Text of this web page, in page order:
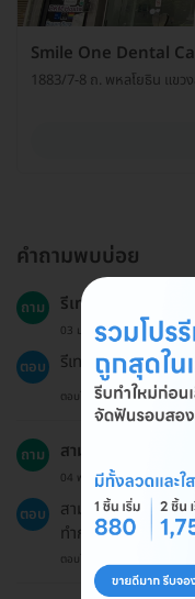
Smile One Dental
1883/7-8 ถ. พหลโยธิน แขว
คำถามพบบ่อย
ถาม รีเทนเนอร์แบบลวด
03 ม.ค. 2023
ตอบ รีเทนเนอร์เหมาะส
ตอบโดยทีมงาน HD
ถาม สามารถเลื่อนนัดได้ห
04 พ.ค. 2024
ตอบ
สามารถเลื่อนนัดได้
ทำการ
ตอบโดยทีมงาน HD